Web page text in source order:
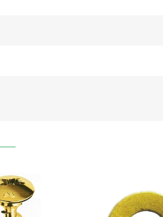
SECHSKANTMUTTERN UNI 5588